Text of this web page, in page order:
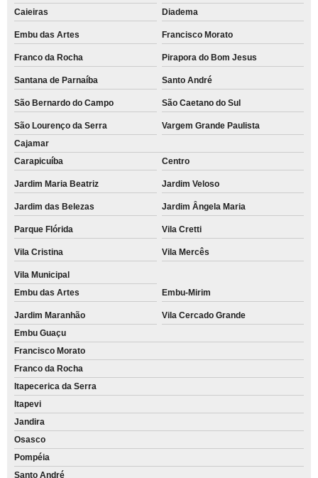
Caieiras
Diadema
Embu das Artes Francisco Morato
Franco da Rocha Pirapora do Bom Jesus
Santana de Parnaíba Santo André
São Bernardo do Campo São Caetano do Sul
São Lourenço da Serra
Vargem Grande Paulista
Cajamar
Carapicuíba
Centro
Jardim Maria Beatriz Jardim Veloso
Jardim das Belezas Jardim Ângela Maria
Parque Flórida Vila Cretti
Vila Cristina Vila Mercês
Vila Municipal
Embu das Artes
Embu-Mirim
Jardim Maranhão
Vila Cercado Grande
Embu Guaçu
Francisco Morato
Franco da Rocha
Itapecerica da Serra
Itapevi
Jandira
Osasco
Pompéia
Santo André